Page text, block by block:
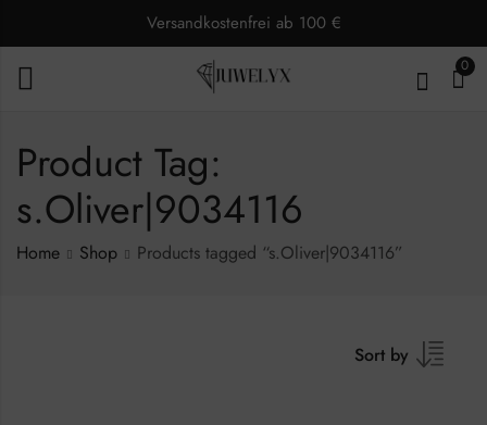
Versandkostenfrei ab 100 €
0
Product Tag:
s.Oliver|9034116
Home Shop Products tagged “s.Oliver|9034116”
Sort by